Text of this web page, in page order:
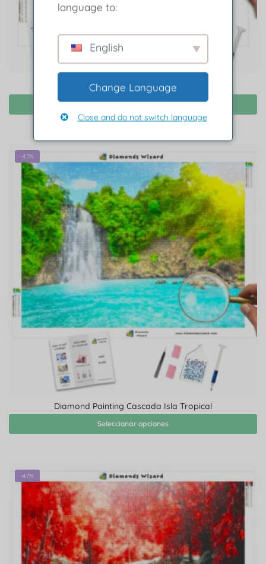
Cascada cromática Diamond Painting
Seleccionar opciones
-47%
Diamond Painting Cascada Isla Tropical
Seleccionar opciones
-47%
language to:
English
Change Language
Close and do not switch language